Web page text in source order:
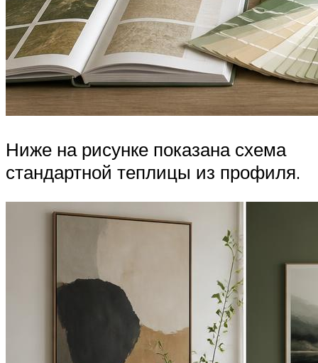
Ниже на рисунке показана схема
стандартной теплицы из профиля.